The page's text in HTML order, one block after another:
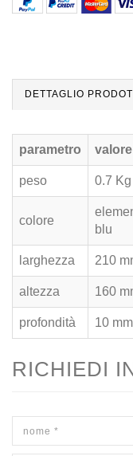
DETTAGLIO
parametro valore
peso 0.7 Kg
colore
blu
larghezza 210
altezza 160
profondità 10 mm
RICHIEDI